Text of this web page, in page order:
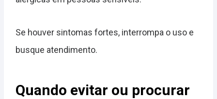
Se houver sintomas fortes, interrompa o uso e
busque atendimento.
Quando evitar ou procurar